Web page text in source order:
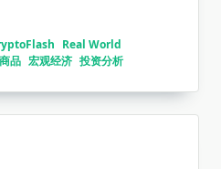
Real World
品 宏观经济 投资分析